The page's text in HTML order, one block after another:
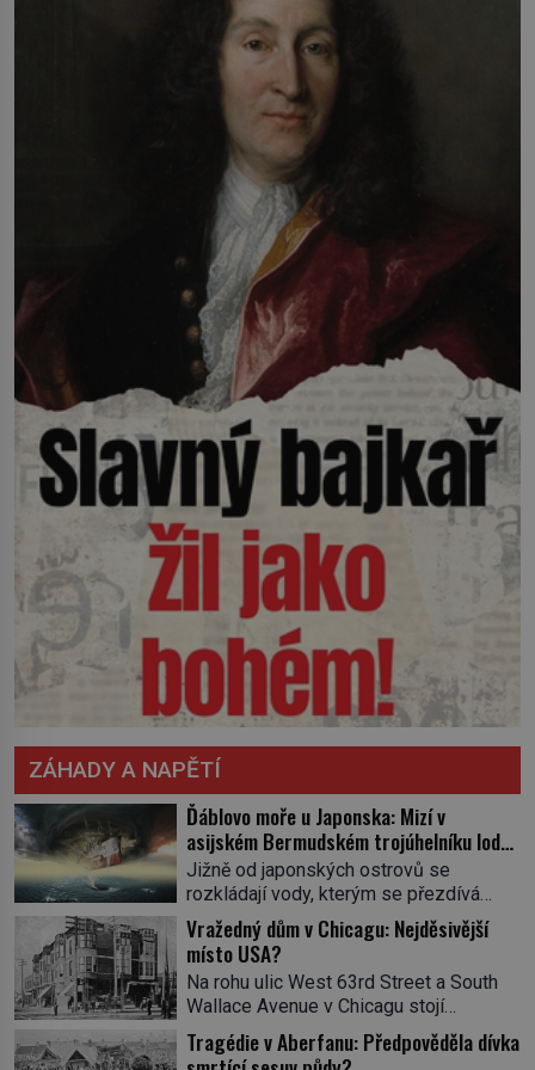
ZÁHADY A NAPĚTÍ
Ďáblovo moře u Japonska: Mizí v
asijském Bermudském trojúhelníku lodě
ve spárech neznámé síly?
Jižně od japonských ostrovů se
rozkládají vody, kterým se přezdívá
Ďáblovo moře. Vypráví se o lodích
mizejících beze stopy, podivných
světlech, zrádných proudech i mořských
dracích, kteří měli tyto končiny střežit už
v dávných legendách. Je tichomořský
Dračí trojúhelník skutečně prokletým
místem, nebo se zde jen nebezpečná
Vražedný dům v Chicagu: Nejděsivější
místo USA?
Na rohu ulic West 63rd Street a South
Wallace Avenue v Chicagu stojí
nenápadná pošta. Nemá žádný speciální
nápis ani pamětní desku. A přesto prý
Tragédie v Aberfanu: Předpověděla dívka